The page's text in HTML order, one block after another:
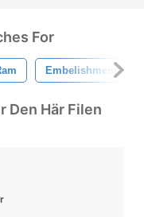
For
Embelishment
Den Här Filen